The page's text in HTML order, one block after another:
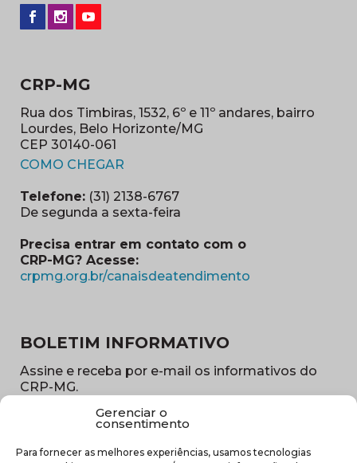
Gerenciar o
consentimento
Para fornecer as melhores experiências, usamos tecnologias
CRP-MG
Rua dos Timbiras, 1532, 6º e 11º andares, bairro
Lourdes, Belo Horizonte/MG
CEP 30140-061
COMO CHEGAR
Telefone: (31) 2138-6767
De segunda a sexta-feira
Precisa entrar em contato com o
CRP-MG? Acesse:
crpmg.org.br/canaisdeatendimento
BOLETIM INFORMATIVO
Assine e receba por e-mail os informativos do
CRP-MG.